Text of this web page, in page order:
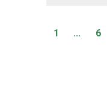
1 ... 6